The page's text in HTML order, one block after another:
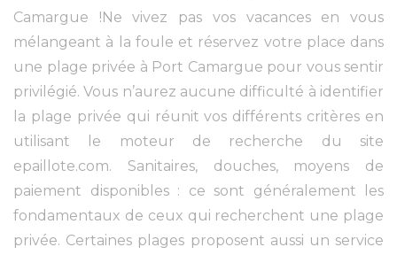
Camargue !Ne vivez pas vos vacances en vous
mélangeant à la foule et réservez votre place dans
une plage privée à Port Camargue pour vous sentir
privilégié. Vous n’aurez aucune difficulté à identifier
la plage privée qui réunit vos différents critères en
utilisant le moteur de recherche du site
epaillote.com. Sanitaires, douches, moyens de
paiement disponibles : ce sont généralement les
fondamentaux de ceux qui recherchent une plage
privée. Certaines plages proposent aussi un service